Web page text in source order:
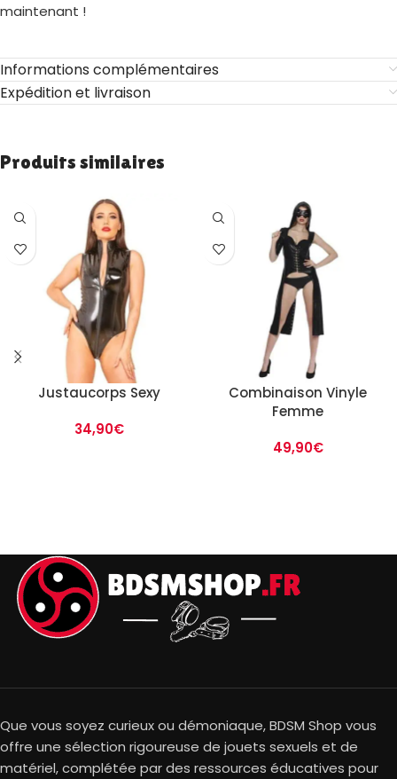
maintenant !
Informations complémentaires
Expédition et livraison
Produits similaires
Justaucorps Sexy
34,90€
Combinaison Vinyle
Femme
49,90€
Que vous soyez curieux ou démoniaque, BDSM Shop vous
offre une sélection rigoureuse de jouets sexuels et de
matériel, complétée par des ressources éducatives pour